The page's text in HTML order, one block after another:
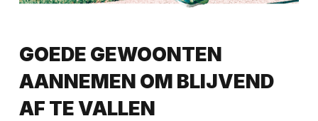
GOEDE GEWOONTEN
AANNEMEN OM BLIJVEND
AF TE VALLEN